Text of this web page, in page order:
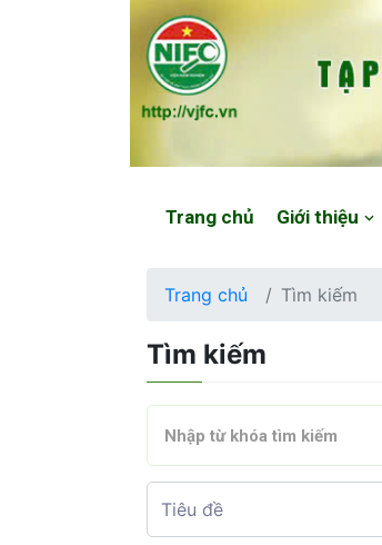
Trang chủ Giới thiệu
Trang chủ Tìm kiếm
Tìm kiếm